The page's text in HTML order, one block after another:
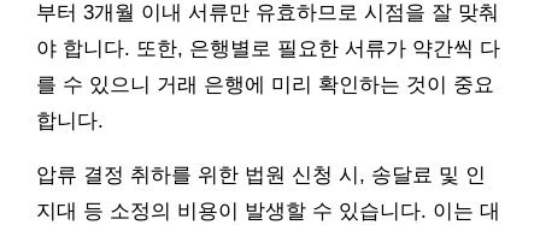
부터 3개월 이내 서류만 유효하므로 시점을 잘 맞춰
야 합니다. 또한, 은행별로 필요한 서류가 약간씩 다
를 수 있으니 거래 은행에 미리 확인하는 것이 중요
합니다.
압류 결정 취하를 위한 법원 신청 시, 송달료 및 인
지대 등 소정의 비용이 발생할 수 있습니다. 이는 대